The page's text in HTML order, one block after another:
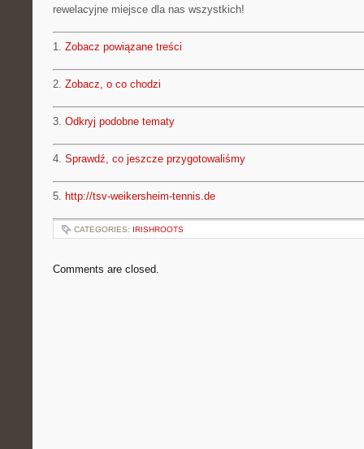
rewelacyjne miejsce dla nas wszystkich!
1. Zobacz powiązane treści
2. Zobacz, o co chodzi
3. Odkryj podobne tematy
4. Sprawdź, co jeszcze przygotowaliśmy
5. http://tsv-weikersheim-tennis.de
CATEGORIES: IRISHROOTS
Comments are closed.